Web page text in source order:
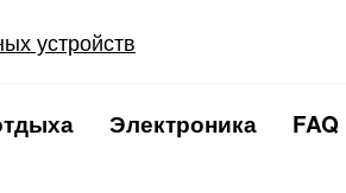
Электроника FAQ